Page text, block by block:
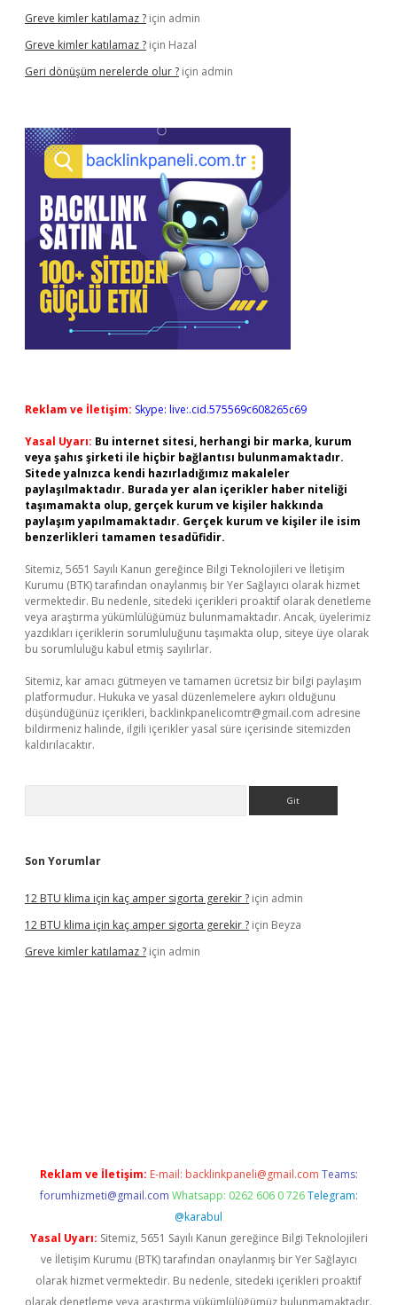
Greve kimler katılamaz ? için admin
Greve kimler katılamaz ? için Hazal
Geri dönüşüm nerelerde olur ? için admin
Reklam ve İletişim: Skype: live:.cid.575569c608265c69
Yasal Uyarı: Bu internet sitesi, herhangi bir marka, kurum
veya şahıs şirketi ile hiçbir bağlantısı bulunmamaktadır.
Sitede yalnızca kendi hazırladığımız makaleler
paylaşılmaktadır. Burada yer alan içerikler haber niteliği
taşımamakta olup, gerçek kurum ve kişiler hakkında
paylaşım yapılmamaktadır. Gerçek kurum ve kişiler ile isim
benzerlikleri tamamen tesadüfidir.
Sitemiz, 5651 Sayılı Kanun gereğince Bilgi Teknolojileri ve İletişim
Kurumu (BTK) tarafından onaylanmış bir Yer Sağlayıcı olarak hizmet
vermektedir. Bu nedenle, sitedeki içerikleri proaktif olarak denetleme
veya araştırma yükümlülüğümüz bulunmamaktadır. Ancak, üyelerimiz
yazdıkları içeriklerin sorumluluğunu taşımakta olup, siteye üye olarak
bu sorumluluğu kabul etmiş sayılırlar.
Sitemiz, kar amacı gütmeyen ve tamamen ücretsiz bir bilgi paylaşım
platformudur. Hukuka ve yasal düzenlemelere aykırı olduğunu
düşündüğünüz içerikleri, backlinkpanelicomtr@gmail.com adresine
bildirmeniz halinde, ilgili içerikler yasal süre içerisinde sitemizden
kaldırılacaktır.
Son Yorumlar
12 BTU klima için kaç amper sigorta gerekir ? için admin
12 BTU klima için kaç amper sigorta gerekir ? için Beyza
Greve kimler katılamaz ? için admin
Reklam ve İletişim: E-mail: backlinkpaneli@gmail.com Teams:
forumhizmeti@gmail.com Whatsapp: 0262 606 0 726 Telegram:
@karabul
Yasal Uyarı: Sitemiz, 5651 Sayılı Kanun gereğince Bilgi Teknolojileri
ve İletişim Kurumu (BTK) tarafından onaylanmış bir Yer Sağlayıcı
olarak hizmet vermektedir. Bu nedenle, sitedeki içerikleri proaktif
olarak denetleme veya araştırma yükümlülüğümüz bulunmamaktadır.